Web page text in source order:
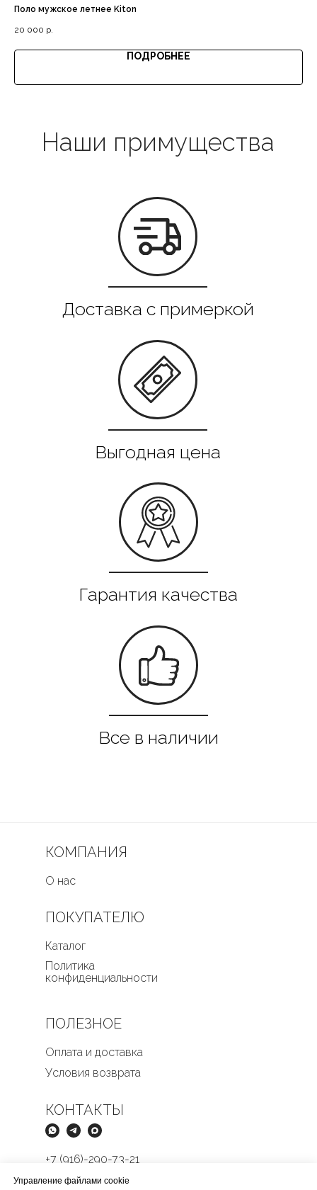
Поло мужское летнее Kiton
20 000 р.
ПОДРОБНЕЕ
Гарантия качества
Все в наличии
КОМПАНИЯ
О нас
ПОЛЕЗНОЕ
Оплата и доставка
Условия возврата
ПОКУПАТЕЛЮ
Каталог
Политика
конфиденциальности
КОНТАКТЫ
Butikmens@yandex.ru
+7 (916)-290-73-21
Управление файлами cookie